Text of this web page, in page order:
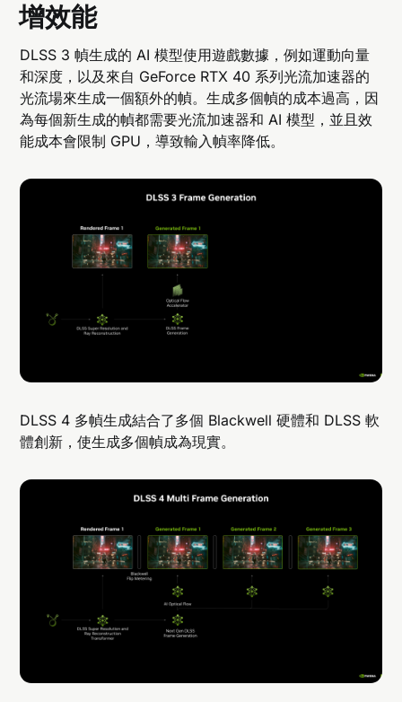
增效能
DLSS 3 幀生成的 AI 模型使用遊戲數據，例如運動向量
和深度，以及來自 GeForce RTX 40 系列光流加速器的
光流場來生成一個額外的幀。生成多個幀的成本過高，因
為每個新生成的幀都需要光流加速器和 AI 模型，並且效
能成本會限制 GPU，導致輸入幀率降低。
DLSS 4 多幀生成結合了多個 Blackwell 硬體和 DLSS 軟
體創新，使生成多個幀成為現實。